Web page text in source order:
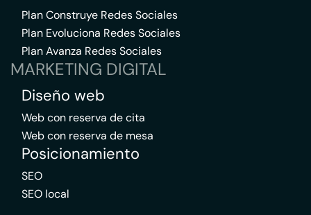
Plan Construye Redes Sociales
Plan Evoluciona Redes Sociales
Plan Avanza Redes Sociales
MARKETING DIGITAL
Diseño web
Web con reserva de cita
Web con reserva de mesa
Posicionamiento
SEO
SEO local